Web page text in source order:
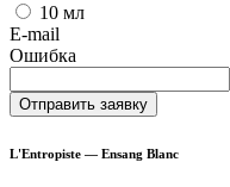
10 мл
E-mail
Ошибка
Отправить заявку
L'Entropiste — Ensang Blanc